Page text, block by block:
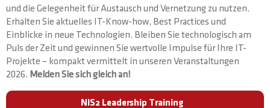
und die Gelegenheit für Austausch und Vernetzung zu nutzen.
Erhalten Sie aktuelles IT-Know-how, Best Practices und
Einblicke in neue Technologien. Bleiben Sie technologisch am
Puls der Zeit und gewinnen Sie wertvolle Impulse für Ihre IT-
Projekte – kompakt vermittelt in unseren Veranstaltungen
2026. Melden Sie sich gleich an!
NIS2 Leadership Training